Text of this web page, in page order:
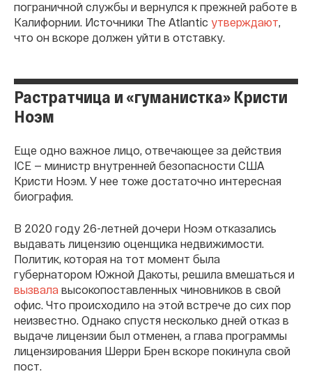
пограничной службы и вернулся к прежней работе в
Калифорнии. Источники The Atlantic утверждают,
что он вскоре должен уйти в отставку.
Растратчица и «гуманистка» Кристи
Ноэм
Еще одно важное лицо, отвечающее за действия
ICE — министр внутренней безопасности США
Кристи Ноэм. У нее тоже достаточно интересная
биография.
В 2020 году 26-летней дочери Ноэм отказались
выдавать лицензию оценщика недвижимости.
Политик, которая на тот момент была
губернатором Южной Дакоты, решила вмешаться и
вызвала высокопоставленных чиновников в свой
офис. Что происходило на этой встрече до сих пор
неизвестно. Однако спустя несколько дней отказ в
выдаче лицензии был отменен, а глава программы
лицензирования Шерри Брен вскоре покинула свой
пост.